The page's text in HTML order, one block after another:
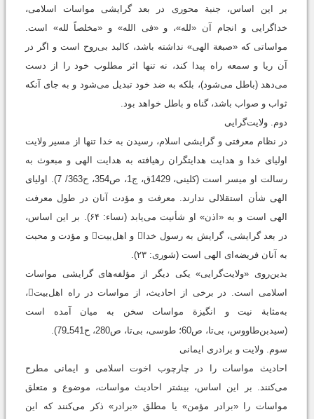
بر این اساس، جنبة محوری در بعد گرایشی مواسات اسلامی،
خداگرایی و انجام آن «لله»، و «فی الله» و «مخلصاً لله» است.
مواساتی که «صبغة الهی» نداشته باشد، کالبد بی‌روح است و اگر در
آن ریا و سمعه راه پیدا کند، نه تنها اثر مطلوب خود را از دست
می‌دهد (باطل می‌شود)، بلکه به ضد خود تبدیل می‌شود و به جای آنکه
ثواب و صواب باشد، گناه و باطل خواهد بود.
دوم. ولايت‌گرايی
در نظام معرفتی و گرایشی اسلام، رسیدن به خدا تنها از مسیر ولایت
اولیای خدا و هدایت هدایتگران رهیافته به هدایت الهی و مبعوث به
رسالت او میسر است (کلینی، 1429ق، ج1، ص354، ح363/ 7). اولیای
الهی شأن استقلالی ندارند. معرفت و مؤدت آنان در طول معرفت
الهی است و به «اذن» ‌او شأنیت می‌یابد (نساء: ۶۴). بر این اساس،
در بعد گرایشی، گرایش به رسول خدا و اهل‌بیت و مؤدت و محبت
به آنان فریضه‌ای الهی است (شوری: ۲۳).
بدین‌روی «ولایت‌گرایی» یکی دیگر از مؤلفه‌های گرایشی مواسات
اسلامی است. در برخی از احادیث، از مواسات در راه اهل‌بیت،
به‌مثابة نیت و انگیزة مواسات سخن به میان آمده است
‏(سیدبن‌‌طاووس، بی‌تا، ص60؛ ‫طوسی، بی‌تا، ص280، ح541ـ79).‬‬‬‬‬‬‬
سوم. ولايت و برادری ايمانی
احادیث مواسات را در چارچوب اخوت اسلامی و ایمانی مطرح
می‌کنند. بر این اساس، بیشتر احادیث مواسات، موضوع و متعلق
مواسات را «برادر مؤمن» یا مطلق «برادر» ذکر می‌کنند که این